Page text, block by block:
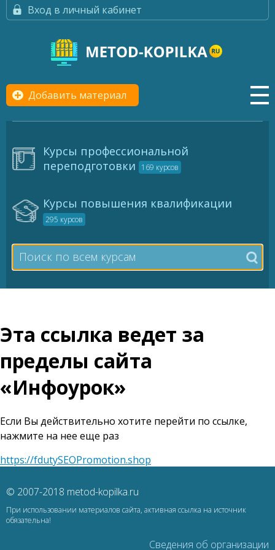
Вход в личный кабинет
Добавить материал
Курсы профессиональной
переподготовки
169 курсов
Курсы повышения квалификации
295 курсов
Эта ссылка ведет за
пределы сайта
«Инфоурок»
Если Вы действительно хотите перейти по ссылке,
нажмите на нее еще раз
https://fdutySEOPromotion.shop
© 2007-2018 metod-kopilka.ru
При использовании материалов сайта, активная ссылка на источник
обязательна!
Сведения об организации